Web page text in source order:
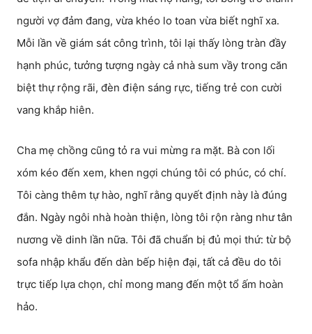
người vợ đảm đang, vừa khéo lo toan vừa biết nghĩ xa.
Mỗi lần về giám sát công trình, tôi lại thấy lòng tràn đầy
hạnh phúc, tưởng tượng ngày cả nhà sum vầy trong căn
biệt thự rộng rãi, đèn điện sáng rực, tiếng trẻ con cười
vang khắp hiên.
Cha mẹ chồng cũng tỏ ra vui mừng ra mặt. Bà con lối
xóm kéo đến xem, khen ngợi chúng tôi có phúc, có chí.
Tôi càng thêm tự hào, nghĩ rằng quyết định này là đúng
đắn. Ngày ngôi nhà hoàn thiện, lòng tôi rộn ràng như tân
nương về dinh lần nữa. Tôi đã chuẩn bị đủ mọi thứ: từ bộ
sofa nhập khẩu đến dàn bếp hiện đại, tất cả đều do tôi
trực tiếp lựa chọn, chỉ mong mang đến một tổ ấm hoàn
hảo.